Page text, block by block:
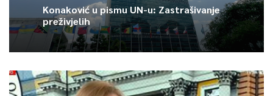
Article Rating
Konaković u pismu UN-u: Zastrašivanje
preživjelih